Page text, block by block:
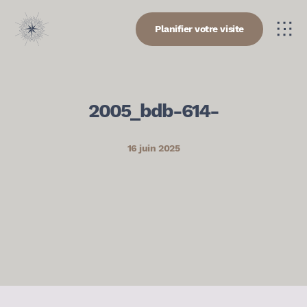
Planifier votre visite
2005_bdb-614-
16 juin 2025